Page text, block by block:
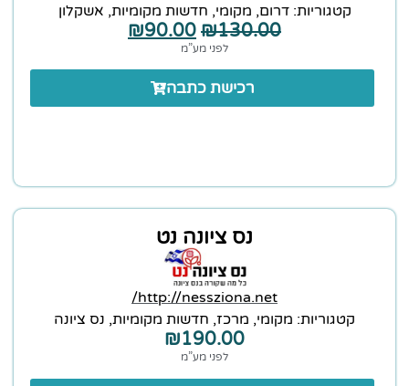
קטגוריות:דרום, מקומי, חדשות מקומיות, אשקלון
₪130.00
₪90.00
לפני מע”מ
רכישת כתבה
נס ציונה נט
http://nessziona.net/
קטגוריות: מקומי, מרכז, חדשות מקומיות, נס ציונה
₪190.00
לפני מע”מ